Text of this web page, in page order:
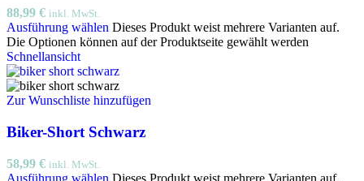
88,99 € inkl. MwSt.
Ausführung wählen Dieses Produkt weist mehrere Varianten auf.
Die Optionen können auf der Produktseite gewählt werden
Schnellansicht
Zur Wunschliste hinzufügen
Biker-Short Schwarz
58,99 € inkl. MwSt.
Ausführung wählen Dieses Produkt weist mehrere Varianten auf.